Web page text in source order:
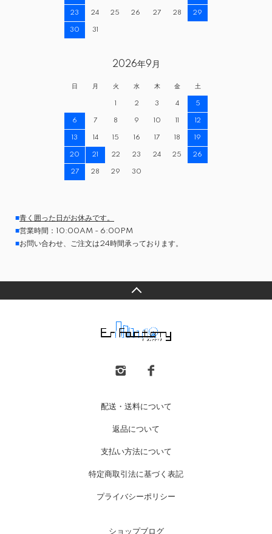
23 24 25 26 27 28 29
30 31
2026年9月
日 月 火 水 木 金 土
1 2 3 4 5
6 7 8 9 10 11 12
13 14 15 16 17 18 19
20 21 22 23 24 25 26
27 28 29 30
■青く囲った日がお休みです。
■営業時間：10:00AM - 6:00PM
■お問い合わせ、ご注文は24時間承っております。
配送・送料について
返品について
支払い方法について
特定商取引法に基づく表記
プライバシーポリシー
ショップブログ